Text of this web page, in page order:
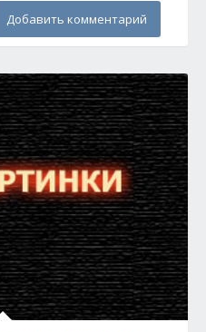
Добавить комментарий